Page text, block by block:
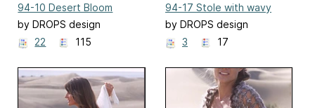
94-10 Desert Bloom
Poncho
by DROPS design
22
115
94-17 Stole with wavy
pattern
by DROPS design
3
17